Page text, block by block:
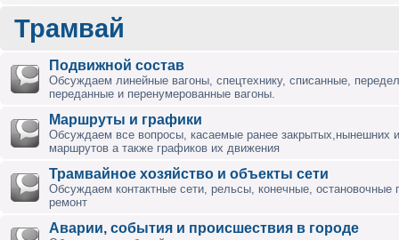
Трамвай
Подвижной состав
Обсуждаем линейные вагоны, спецтехнику, списанные,
переданные и перенумерованные вагоны.
Маршруты и графики
Обсуждаем все вопросы, касаемые ранее закрытых,нынешних
маршрутов а также графиков их движения
Трамвайное хозяйство и объекты сети
Обсуждаем контактные сети, рельсы, конечные, остановочные
ремонт
Аварии, события и происшествия в городе